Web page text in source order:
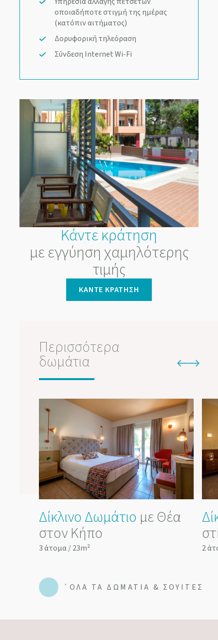
οποιαδήποτε στιγμή της ημέρας
(κατόπιν αιτήματος)
Δορυφορική τηλεόραση
Σύνδεση Internet Wi-Fi
Κάντε κράτηση
με εγγύηση χαμηλότερης
τιμής
ΚΆΝΤΕ ΚΡΆΤΗΣΗ
Περισσότερα
δωμάτια
Δίκλινο Δωμάτιο με Θέα
στον Κήπο
3 άτομα / 23m² 2
΄ΌΛΑ ΤΑ ΔΩΜΆΤΙΑ & ΣΟΥΊΤΕΣ